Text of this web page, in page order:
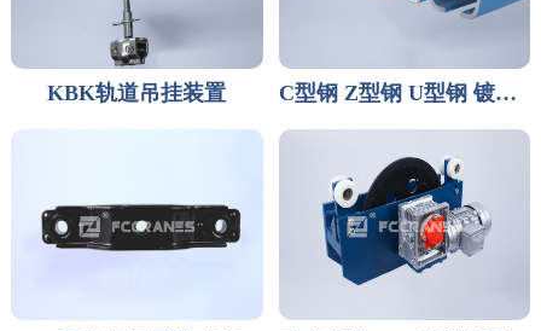
KBK轨道吊挂装置 C型钢 Z型钢 U型钢 镀锌C型钢